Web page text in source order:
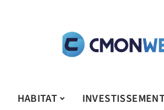
HABITAT